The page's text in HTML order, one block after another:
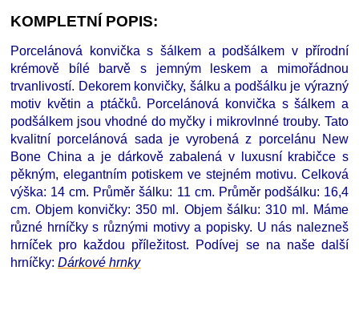
KOMPLETNÍ POPIS:
Porcelánová konvička s šálkem a podšálkem v přírodní
krémově bílé barvě s jemným leskem a mimořádnou
trvanlivostí. Dekorem konvičky, šálku a podšálku je výrazný
motiv květin a ptáčků. Porcelánová konvička s šálkem a
podšálkem jsou vhodné do myčky i mikrovlnné trouby. Tato
kvalitní porcelánová sada je vyrobená z porcelánu New
Bone China a je dárkově zabalená v luxusní krabičce s
pěkným, elegantním potiskem ve stejném motivu. Celková
výška: 14 cm. Průměr šálku: 11 cm. Průměr podšálku: 16,4
cm. Objem konvičky: 350 ml. Objem šálku: 310 ml. Máme
různé hrníčky s různými motivy a popisky. U nás nalezneš
hrníček pro každou příležitost. Podívej se na naše další
hrníčky:Dárkové hrnky